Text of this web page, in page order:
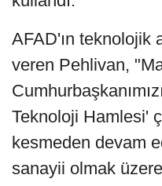
AFAD'ın teknolojik
veren Pehlivan,
Teknoloji Hamlesi'
kesmeden devam
sanayii olmak